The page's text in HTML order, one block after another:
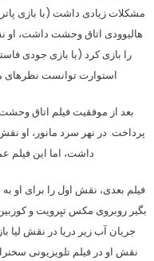
مشکلات زیادی داشت (با بازی
هالیوودی اتاق وحشت داشت، او
را بازی کرد (با بازی جودی
استوارت توانست نظرهای
بعد از موفقیت فیلم اتاق
پرداخت. در نهر سرد مانور، او
داشت، اما این فیلم
فیلم بعدی، نقش اول را برای او
بگیر روبروی مکس تیِرویت و
جریان آب زیر دریا در نقش لیا
نقش او در فیلم تلویزیونی